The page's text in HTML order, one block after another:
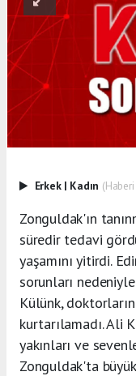
Erkek | Kadın
Zonguldak'ın
süredir tedavi
yaşamını yitirdi.
sorunları
Külünk,
kurtarılamadı. Ali
yakınları ve
Zonguldak'ta